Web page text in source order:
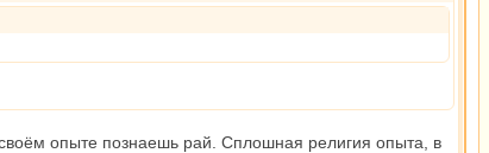
опыте познаешь рай. Сплошная религия опыта, в